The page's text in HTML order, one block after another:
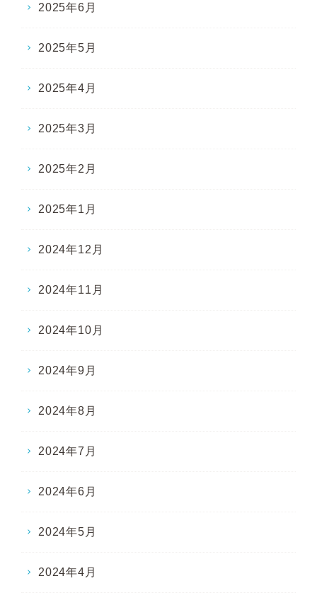
2025年6月
2025年5月
2025年4月
2025年3月
2025年2月
2025年1月
2024年12月
2024年11月
2024年10月
2024年9月
2024年8月
2024年7月
2024年6月
2024年5月
2024年4月